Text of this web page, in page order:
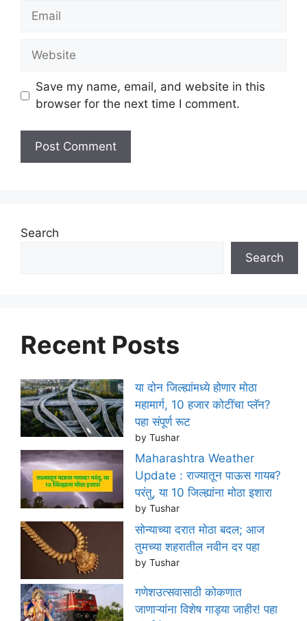
Email
Website
Save my name, email, and website in this
browser for the next time I comment.
Search
Search
Recent Posts
या दोन जिल्ह्यांमध्ये होणार मोठा
महामार्ग, 10 हजार कोटींचा प्लॅन?
पहा संपूर्ण रूट
by Tushar
Maharashtra Weather
Update : राज्यातून पाऊस गायब?
परंतु, या 10 जिल्ह्यांना मोठा इशारा
by Tushar
सोन्याच्या दरात मोठा बदल; आज
तुमच्या शहरातील नवीन दर पहा
by Tushar
गणेशउत्सवासाठी कोकणात
जाणाऱ्यांना विशेष गाड्या जाहीर! पहा